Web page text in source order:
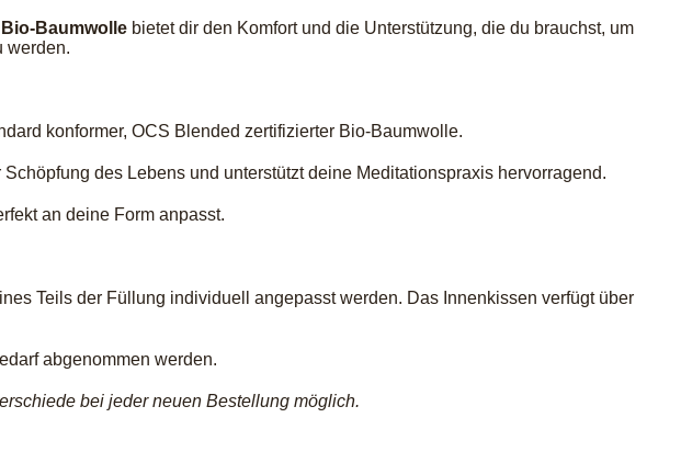
Bio-Baumwolle bietet dir den Komfort und die Unterstützung, die du brauchst, um
werden.
konformer, OCS Blended zertifizierter Bio-Baumwolle.
des Lebens und unterstützt deine Meditationspraxis hervorragend.
an deine Form anpasst.
Teils der Füllung individuell angepasst werden. Das Innenkissen verfügt über
abgenommen werden.
bei jeder neuen Bestellung möglich.